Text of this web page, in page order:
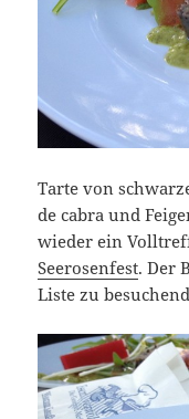
Tarte von
de cabra und
wieder ein
Seerosenfest. Der
Liste zu